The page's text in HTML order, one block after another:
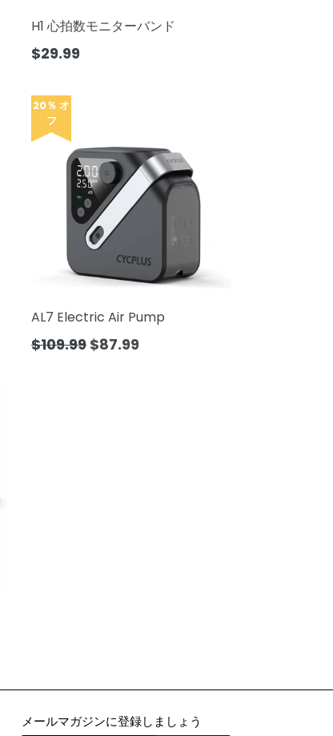
H1 心拍数モニターバンド
通
格
$29.99
20％ オ
フ
AL7 Electric Air Pump
通
$109.99 $87.99
メールマガジンに登録しましょう